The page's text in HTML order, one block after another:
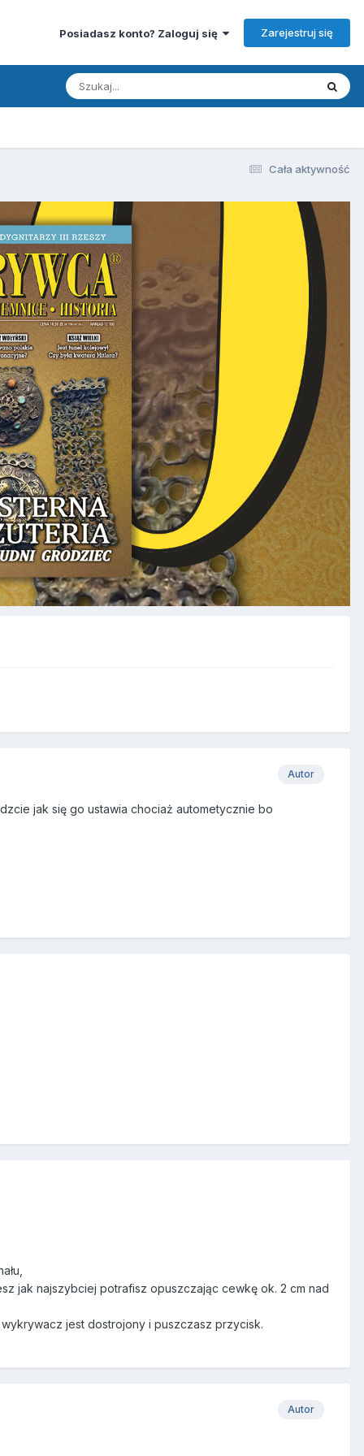
Posiadasz konto? Zaloguj się Zarejestruj się
Cała aktywność
Autor
jak się go ustawia chociaż autometycznie bo
jak najszybciej potrafisz opuszczając cewkę ok. 2 cm nad
jest dostrojony i puszczasz przycisk.
Autor